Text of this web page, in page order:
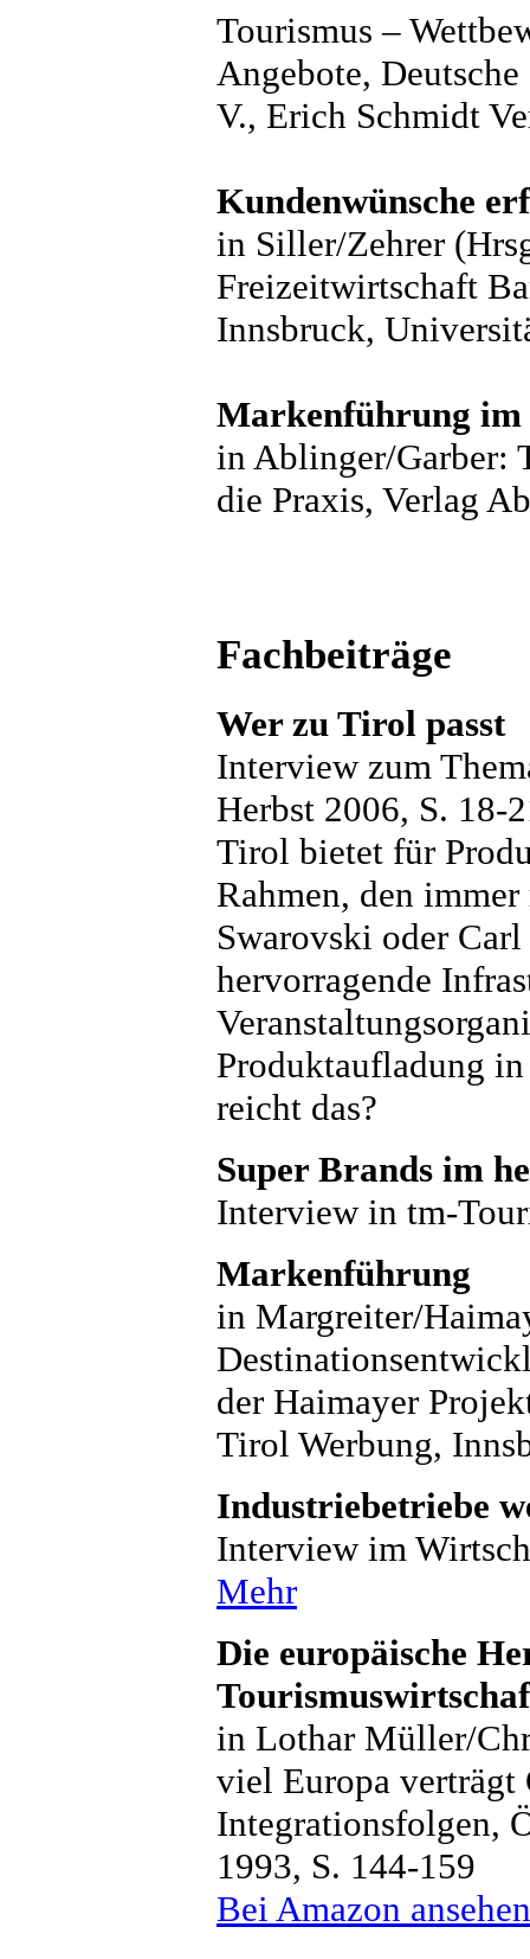
Tourismus –
Angebote,
V., Erich Schmidt
Kundenwünsche
in Siller/Zehrer
Freizeitwirtschaft
Innsbruck,
Markenführung im
in Ablinger/Garber:
die Praxis, Verlag
Fachbeiträge
Wer zu Tirol passt
Interview zum
Herbst 2006, S. 18-
Tirol bietet für
Rahmen, den
Swarovski oder
hervorragende
Produktaufladung
reicht das?
Super Brands im
Interview in tm-
Markenführung
in Margreiter/
der Haimayer
Tirol Werbung,
Industriebetriebe
Interview im
Mehr
Die europäische
in Lothar Müller/
viel Europa verträgt
Integrationsfolgen,
1993, S. 144-159
Bei Amazon ansehen